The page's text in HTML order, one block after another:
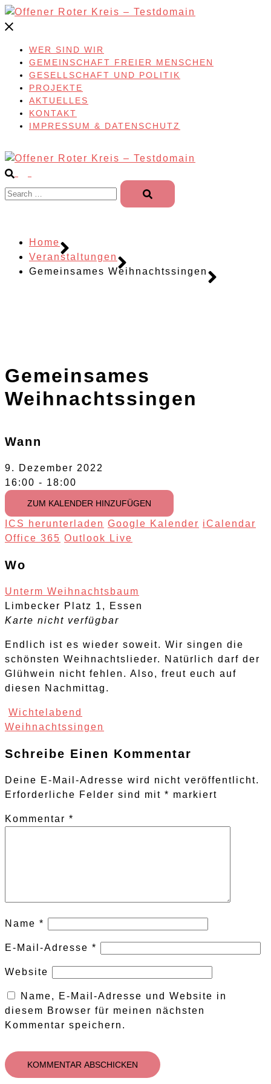
Skip
to
WER SIND WIR
GEMEINSCHAFT FREIER MENSCHEN
GESELLSCHAFT UND POLITIK
PROJEKTE
AKTUELLES
KONTAKT
IMPRESSUM & DATENSCHUTZ
Search…
Home
Veranstaltungen
Gemeinsames Weihnachtssingen
Gemeinsames
Weihnachtssingen
Wann
9. Dezember 2022
16:00 - 18:00
ZUM KALENDER HINZUFÜGEN
ICS herunterladen Google Kalender iCalendar
Office 365 Outlook Live
Wo
Unterm Weihnachtsbaum
Limbecker Platz 1, Essen
Karte nicht verfügbar
Endlich ist es wieder soweit. Wir singen die
schönsten Weihnachtslieder. Natürlich darf der
Glühwein nicht fehlen. Also, freut euch auf
diesen Nachmittag.
Post
Navigation
Wichtelabend
Weihnachtssingen
Schreibe Einen Kommentar
Deine E-Mail-Adresse wird nicht veröffentlicht.
Erforderliche Felder sind mit * markiert
Kommentar *
Name *
E-Mail-Adresse *
Website
Name, E-Mail-Adresse und Website in
diesem Browser für meinen nächsten
Kommentar speichern.